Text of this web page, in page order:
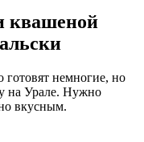
квашеной
готовят немногие, но
на Урале. Нужно
вкусным.